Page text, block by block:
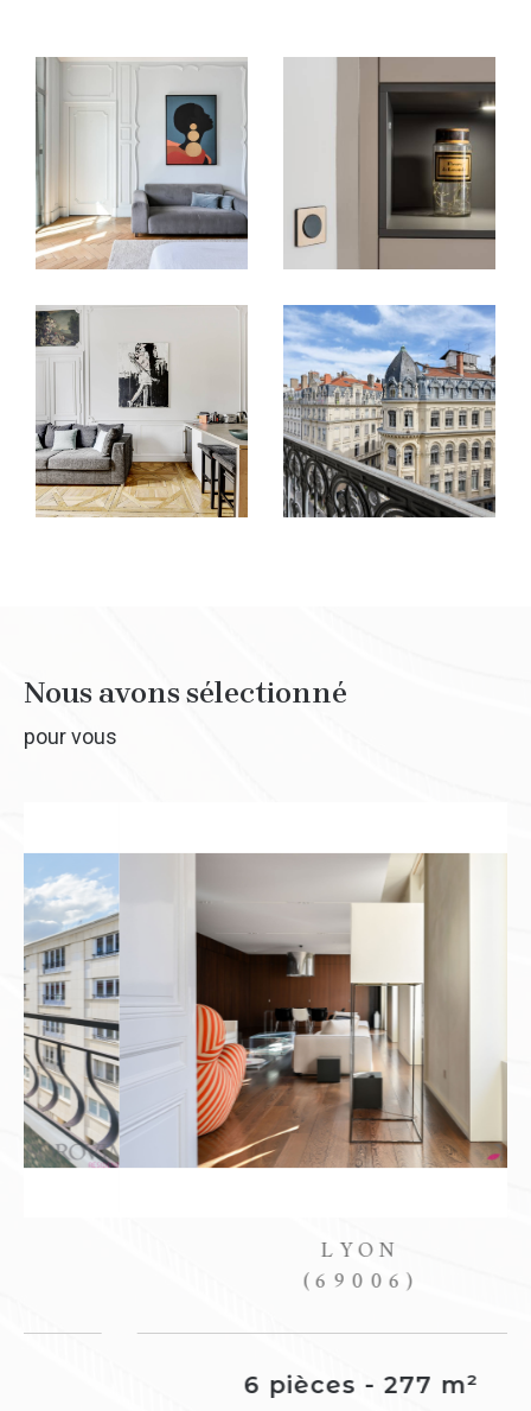
Nous avons sélectionné
pour vous
(69006)
6 pièces - 277 m²